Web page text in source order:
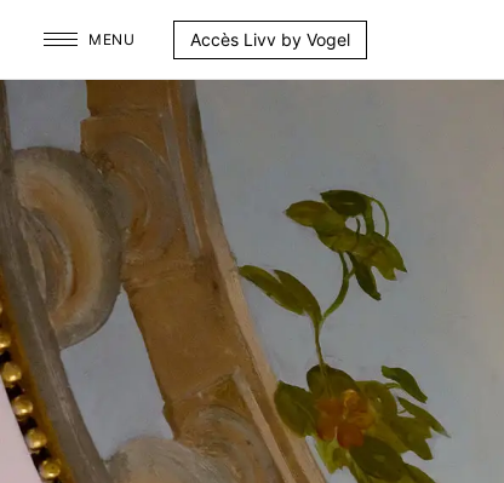
MENU Accès Livv by Vogel